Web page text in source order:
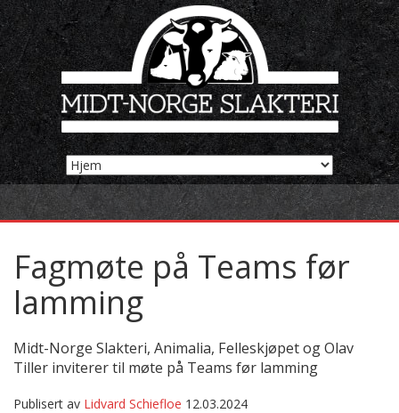
Fagmøte på Teams før
lamming
Midt-Norge Slakteri, Animalia, Felleskjøpet og Olav
Tiller inviterer til møte på Teams før lamming
Publisert av Lidvard Schiefloe 12.03.2024